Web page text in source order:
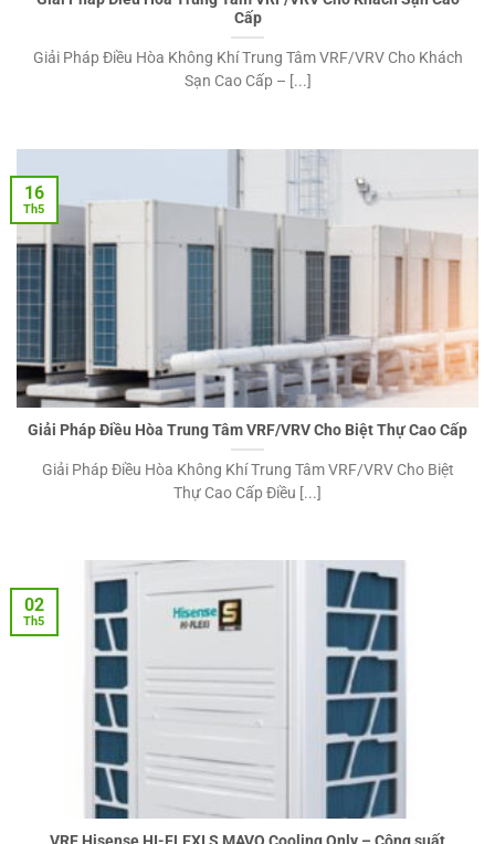
Cấp
Giải Pháp Điều Hòa Không Khí Trung Tâm VRF/VRV Cho Khách
Sạn Cao Cấp – [...]
Giải Pháp Điều Hòa Trung Tâm VRF/VRV Cho Biệt Thự Cao Cấp
Giải Pháp Điều Hòa Không Khí Trung Tâm VRF/VRV Cho Biệt
Thự Cao Cấp Điều [...]
16
Th5
02
Th5